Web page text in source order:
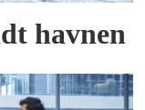
havnen